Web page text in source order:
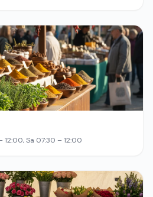
12:00, Sa 07:30 – 12:00